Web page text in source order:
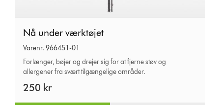
Nå
under
værktøjet
Nå under værktøjet
Varenr. 966451-01
Forlænger, bøjer og drejer sig for at fjerne støv og
allergener fra svært tilgængelige områder.
250 kr